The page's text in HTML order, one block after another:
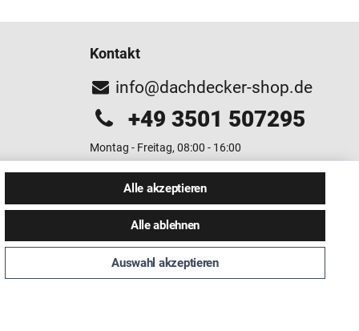
Kontakt
info@dachdecker-shop.de
+49 3501 507295
Montag - Freitag, 08:00 - 16:00
dem Mobilfunknetz ggf. abweichend (abhängig vom
Provider).
Alle akzeptieren
Alle ablehnen
Auswahl akzeptieren